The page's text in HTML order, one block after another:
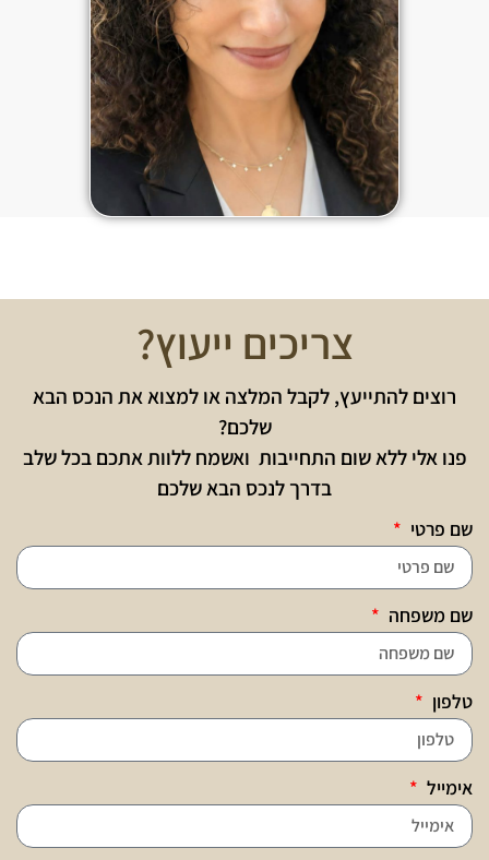
צריכים ייעוץ?
רוצים להתייעץ, לקבל המלצה או למצוא את הנכס הבא
שלכם?
פנו אלי ללא שום התחייבות ואשמח ללוות אתכם בכל שלב
בדרך לנכס הבא שלכם
שם פרטי
שם משפחה
טלפון
אימייל